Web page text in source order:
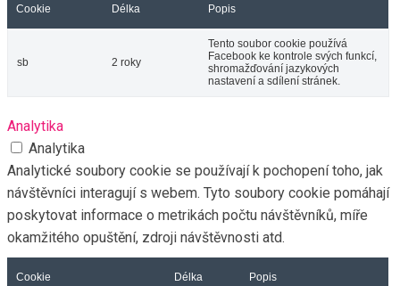
Cookie Délka Popis
sb 2 roky
Tento soubor cookie používá
Facebook ke kontrole svých funkcí,
shromažďování jazykových
nastavení a sdílení stránek.
Analytika
Analytika
Analytické soubory cookie se používají k pochopení toho, jak
návštěvníci interagují s webem. Tyto soubory cookie pomáhají
poskytovat informace o metrikách počtu návštěvníků, míře
okamžitého opuštění, zdroji návštěvnosti atd.
Cookie Délka Popis